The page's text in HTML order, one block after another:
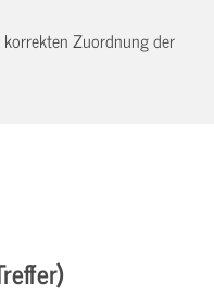
Zuordnung der